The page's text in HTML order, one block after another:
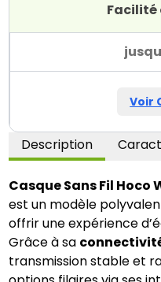
Facilité
Voir
Description
Casque Sans Fil Hoco
est un modèle
offrir une expérience
Grâce à sa
transmission stable et